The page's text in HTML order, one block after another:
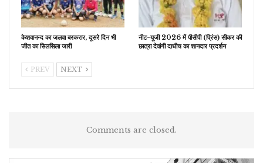
केशवानन्द का जलवा बरकरार, दूसरे दिन भी
जीत का सिलसिला जारी
नीट-यूजी 2026 में पीसीपी (प्रिंस) सीकर की
छात्रा देवांगी दाधीच का शानदार प्रदर्शन
PREV NEXT
Comments are closed.